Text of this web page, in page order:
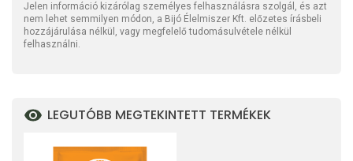
Jelen információ kizárólag személyes felhasználásra szolgál, és azt
nem lehet semmilyen módon, a Bijó Élelmiszer Kft. előzetes írásbeli
hozzájárulása nélkül, vagy megfelelő tudomásulvétele nélkül
felhasználni.
LEGUTÓBB MEGTEKINTETT TERMÉKEK